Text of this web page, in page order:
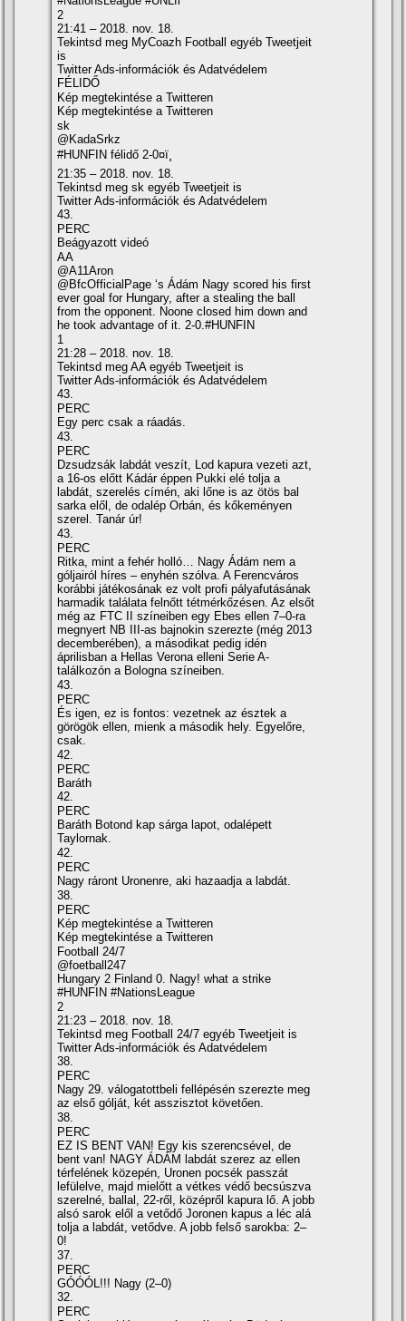
2
21:41 – 2018. nov. 18.
Tekintsd meg MyCoazh Football egyéb Tweetjeit
is
Twitter Ads-információk és Adatvédelem
FÉLIDŐ
Kép megtekintése a Twitteren
Kép megtekintése a Twitteren
sk
@KadaSrkz
#HUNFIN félidő 2-0¤ï¸
21:35 – 2018. nov. 18.
Tekintsd meg sk egyéb Tweetjeit is
Twitter Ads-információk és Adatvédelem
43.
PERC
Beágyazott videó
AA
@A11Aron
@BfcOfficialPage ‘s Ádám Nagy scored his first
ever goal for Hungary, after a stealing the ball
from the opponent. Noone closed him down and
he took advantage of it. 2-0.#HUNFIN
1
21:28 – 2018. nov. 18.
Tekintsd meg AA egyéb Tweetjeit is
Twitter Ads-információk és Adatvédelem
43.
PERC
Egy perc csak a ráadás.
43.
PERC
Dzsudzsák labdát veszí­t, Lod kapura vezeti azt,
a 16-os előtt Kádár éppen Pukki elé tolja a
labdát, szerelés cí­mén, aki lőne is az ötös bal
sarka elől, de odalép Orbán, és kőkeményen
szerel. Tanár úr!
43.
PERC
Ritka, mint a fehér holló… Nagy Ádám nem a
góljairól hí­res – enyhén szólva. A Ferencváros
korábbi játékosának ez volt profi pályafutásának
harmadik találata felnőtt tétmérkőzésen. Az elsőt
még az FTC II szí­neiben egy Ebes ellen 7–0-ra
megnyert NB III-as bajnokin szerezte (még 2013
decemberében), a másodikat pedig idén
áprilisban a Hellas Verona elleni Serie A-
találkozón a Bologna szí­neiben.
43.
PERC
És igen, ez is fontos: vezetnek az észtek a
görögök ellen, mienk a második hely. Egyelőre,
csak.
42.
PERC
Baráth
42.
PERC
Baráth Botond kap sárga lapot, odalépett
Taylornak.
42.
PERC
Nagy ráront Uronenre, aki hazaadja a labdát.
38.
PERC
Kép megtekintése a Twitteren
Kép megtekintése a Twitteren
Football 24/7
@foetball247
Hungary 2 Finland 0. Nagy! what a strike
#HUNFIN #NationsLeague
2
21:23 – 2018. nov. 18.
Tekintsd meg Football 24/7 egyéb Tweetjeit is
Twitter Ads-információk és Adatvédelem
38.
PERC
Nagy 29. válogatottbeli fellépésén szerezte meg
az első gólját, két asszisztot követően.
38.
PERC
EZ IS BENT VAN! Egy kis szerencsével, de
bent van! NAGY ÁDÁM labdát szerez az ellen
térfelének közepén, Uronen pocsék passzát
lefülelve, majd mielőtt a vétkes védő becsúszva
szerelné, ballal, 22-ről, középről kapura lő. A jobb
alsó sarok elől a vetődő Joronen kapus a léc alá
tolja a labdát, vetődve. A jobb felső sarokba: 2–
0!
37.
PERC
GÓÓÓL!!! Nagy (2–0)
32.
PERC